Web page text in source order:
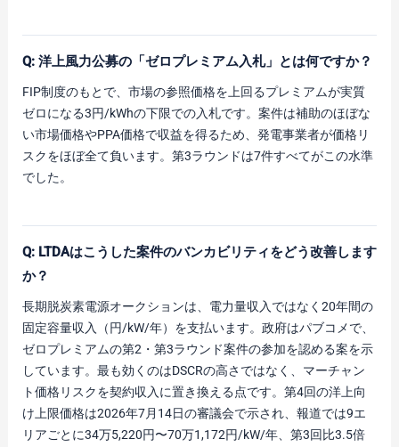
Q: 洋上風力公募の「ゼロプレミアム入札」とは何ですか？
FIP制度のもとで、市場の参照価格を上回るプレミアムが実質
ゼロになる3円/kWhの下限での入札です。案件は補助のほぼな
い市場価格やPPA価格で収益を得るため、発電事業者が価格リ
スクをほぼ全て負います。第3ラウンドは7件すべてがこの水準
でした。
Q: LTDAはこうした案件のバンカビリティをどう改善します
か？
長期脱炭素電源オークションは、電力量収入ではなく20年間の
固定容量収入（円/kW/年）を支払います。政府はパブコメで、
ゼロプレミアムの第2・第3ラウンド案件の参加を認める案を示
しています。最も効くのはDSCRの高さではなく、マーチャン
ト価格リスクを契約収入に置き換える点です。第4回の洋上向
け上限価格は2026年7月14日の審議会で示され、報道では9エ
リアごとに34万5,220円〜70万1,172円/kW/年、第3回比3.5倍